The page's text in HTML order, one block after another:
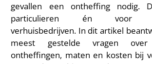
gevallen een ontheffing nodig.
particulieren én voor
verhuisbedrijven. In dit artikel
meest gestelde vragen
ontheffingen, maten en kosten bij